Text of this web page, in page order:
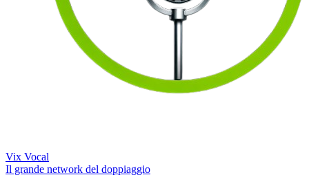
Vix Vocal
Il grande network del doppiaggio